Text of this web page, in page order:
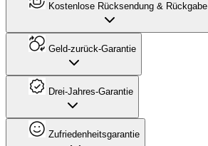
Kostenlose Rücksendung & Rückgabe
Geld-zurück-Garantie
Drei-Jahres-Garantie
Zufriedenheitsgarantie